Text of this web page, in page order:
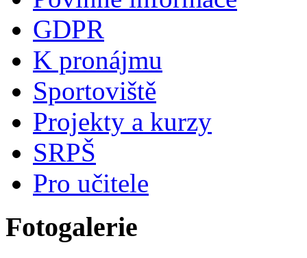
GDPR
K pronájmu
Sportoviště
Projekty a kurzy
SRPŠ
Pro učitele
Fotogalerie